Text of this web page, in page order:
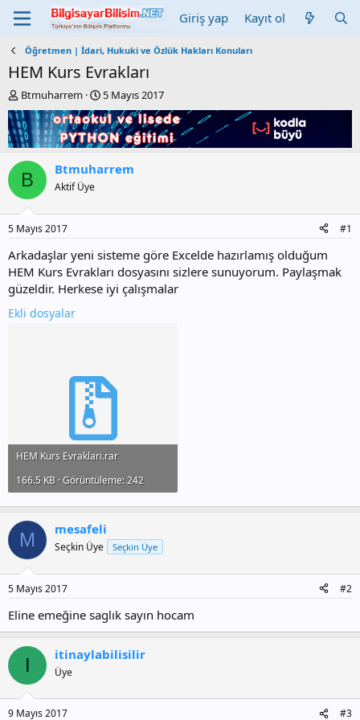
Giriş yap Kayıt ol
Öğretmen | İdari, Hukuki ve Özlük Hakları Konuları
HEM Kurs Evrakları
K
o
n
b
u
y
u
b
a
ş
l
a
t
a
n
Btmuharrem
B
a
ş
l
a
n
a
r
i
h
i
5 Mayıs 2017
B Btmuharrem
Aktif Üye
5 Mayıs 2017 #1
Arkadaşlar yeni sisteme göre Excelde hazırlamış olduğum
HEM Kurs Evrakları dosyasını sizlere sunuyorum. Paylaşmak
güzeldir. Herkese iyi çalışmalar
Ekli dosyalar
HEM Kurs Evrakları.rar
166.5 KB · Görüntüleme: 242
M mesafeli
Seçkin Üye Seçkin Üye
5 Mayıs 2017 #2
Eline emeğine saglık sayın hocam
I itinaylabilisilir
Üye
9 Mayıs 2017 #3